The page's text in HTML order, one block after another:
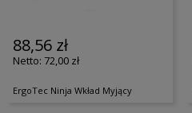
88,56 zł
72,00 zł
ErgoTec Ninja Wkład Myjący